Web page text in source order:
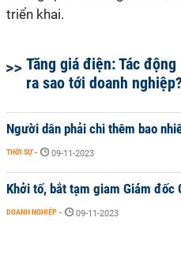
triển khai.
Tăng giá điện: Tác động
ra sao tới doanh
Người dân phải chi thêm bao
THỜI SỰ - 09-11-2023
Khởi tố, bắt tạm giam Giám đốc
DOANH NGHIỆP - 09-11-2023